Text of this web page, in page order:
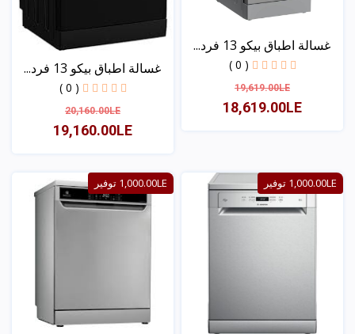
غسالة اطباق بيكو 13 فرد...
( 0 )
19,619.00LE
18,619.00LE
غسالة اطباق بيكو 13 فرد...
( 0 )
20,160.00LE
19,160.00LE
عرض
1,000.00LE توفير 1,000.00LE توفير